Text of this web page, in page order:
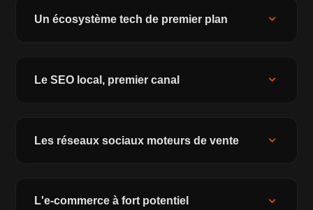
Un écosystème tech de premier plan expand_more
Le SEO local, premier canal expand_more
Les réseaux sociaux moteurs de vente expand_more
L'e-commerce à fort potentiel expand_more